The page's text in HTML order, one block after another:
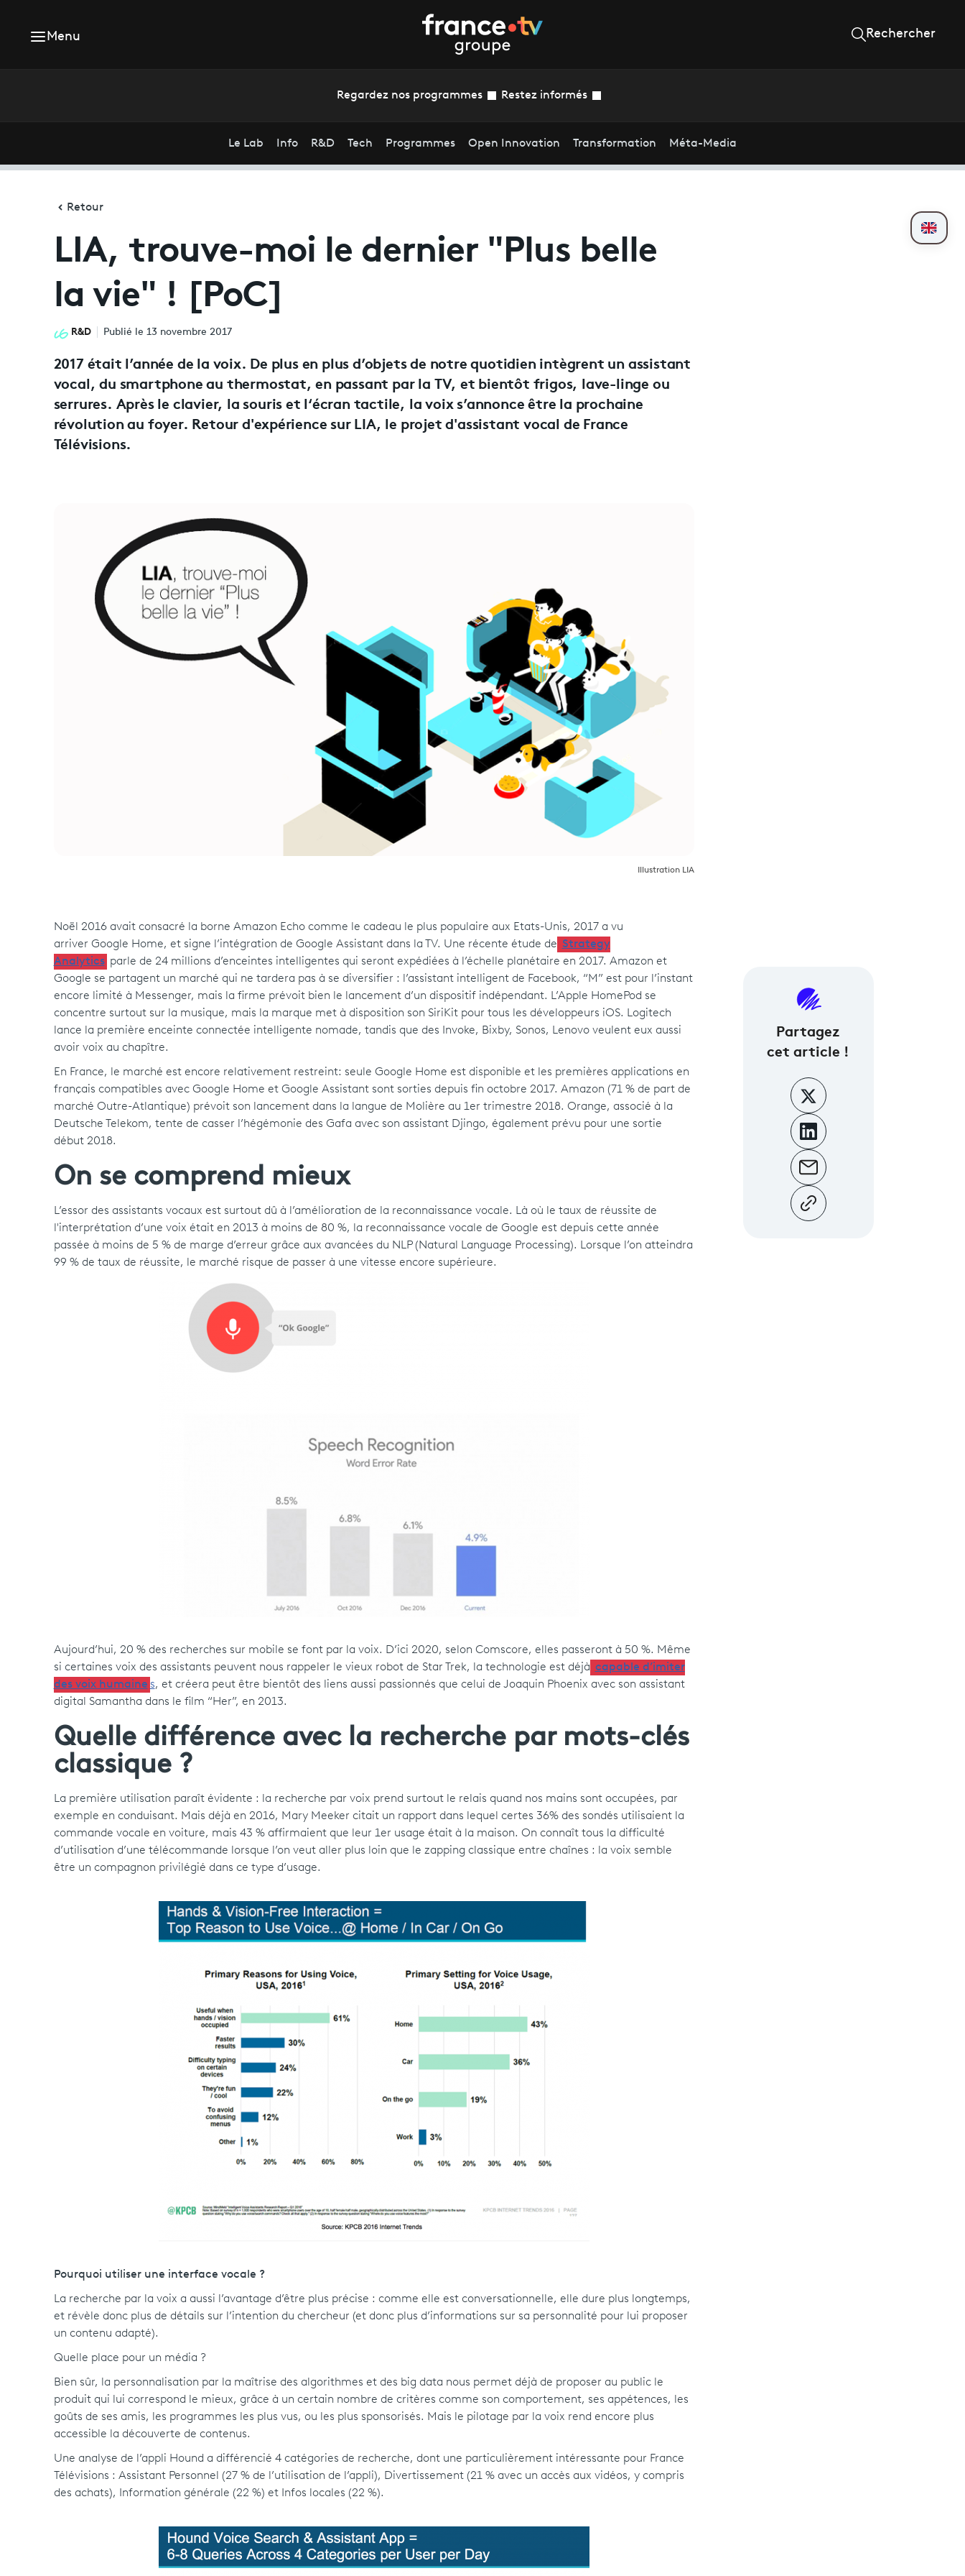
Menu Rechercher
Regardez nos programmes Restez informés
Le Lab Info R&D Tech Programmes Open Innovation Transformation Méta-Media
Retour
LIA, trouve-moi le dernier "Plus belle
la vie" ! [PoC]
R&D Publié le 13 novembre 2017
2017 était l’année de la voix. De plus en plus d’objets de notre quotidien intègrent un assistant
vocal, du smartphone au thermostat, en passant par la TV, et bientôt frigos, lave-linge ou
serrures. Après le clavier, la souris et l‘écran tactile, la voix s’annonce être la prochaine
révolution au foyer. Retour d'expérience sur LIA, le projet d'assistant vocal de France
Télévisions.
Illustration LIA
Noël 2016 avait consacré la borne Amazon Echo comme le cadeau le plus populaire aux Etats-Unis, 2017 a vu
arriver Google Home, et signe l’intégration de Google Assistant dans la TV. Une récente étude de Strategy
Analytics parle de 24 millions d’enceintes intelligentes qui seront expédiées à l’échelle planétaire en 2017. Amazon et
Google se partagent un marché qui ne tardera pas à se diversifier : l’assistant intelligent de Facebook, “M” est pour l’instant
encore limité à Messenger, mais la firme prévoit bien le lancement d’un dispositif indépendant. L’Apple HomePod se
concentre surtout sur la musique, mais la marque met à disposition son SiriKit pour tous les développeurs iOS. Logitech
lance la première enceinte connectée intelligente nomade, tandis que des Invoke, Bixby, Sonos, Lenovo veulent eux aussi
avoir voix au chapître.
En France, le marché est encore relativement restreint: seule Google Home est disponible et les premières applications en
français compatibles avec Google Home et Google Assistant sont sorties depuis fin octobre 2017. Amazon (71 % de part de
marché Outre-Atlantique) prévoit son lancement dans la langue de Molière au 1er trimestre 2018. Orange, associé à la
Deutsche Telekom, tente de casser l’hégémonie des Gafa avec son assistant Djingo, également prévu pour une sortie
début 2018.
On se comprend mieux
L’essor des assistants vocaux est surtout dû à l’amélioration de la reconnaissance vocale. Là où le taux de réussite de
l'interprétation d’une voix était en 2013 à moins de 80 %, la reconnaissance vocale de Google est depuis cette année
passée à moins de 5 % de marge d’erreur grâce aux avancées du NLP (Natural Language Processing). Lorsque l’on atteindra
99 % de taux de réussite, le marché risque de passer à une vitesse encore supérieure.
Aujourd’hui, 20 % des recherches sur mobile se font par la voix. D’ici 2020, selon Comscore, elles passeront à 50 %. Même
si certaines voix des assistants peuvent nous rappeler le vieux robot de Star Trek, la technologie est déjà capable d’imiter
des voix humaine s, et créera peut être bientôt des liens aussi passionnés que celui de Joaquin Phoenix avec son assistant
digital Samantha dans le film “Her”, en 2013.
Quelle différence avec la recherche par mots-clés
classique ?
La première utilisation paraît évidente : la recherche par voix prend surtout le relais quand nos mains sont occupées, par
exemple en conduisant. Mais déjà en 2016, Mary Meeker citait un rapport dans lequel certes 36% des sondés utilisaient la
commande vocale en voiture, mais 43 % affirmaient que leur 1er usage était à la maison. On connaît tous la difficulté
d’utilisation d’une télécommande lorsque l’on veut aller plus loin que le zapping classique entre chaînes : la voix semble
être un compagnon privilégié dans ce type d’usage.
Pourquoi utiliser une interface vocale ?
La recherche par la voix a aussi l’avantage d’être plus précise : comme elle est conversationnelle, elle dure plus longtemps,
et révèle donc plus de détails sur l’intention du chercheur (et donc plus d’informations sur sa personnalité pour lui proposer
un contenu adapté).
Quelle place pour un média ?
Bien sûr, la personnalisation par la maîtrise des algorithmes et des big data nous permet déjà de proposer au public le
produit qui lui correspond le mieux, grâce à un certain nombre de critères comme son comportement, ses appétences, les
goûts de ses amis, les programmes les plus vus, ou les plus sponsorisés. Mais le pilotage par la voix rend encore plus
accessible la découverte de contenus.
Une analyse de l’appli Hound a différencié 4 catégories de recherche, dont une particulièrement intéressante pour France
Télévisions : Assistant Personnel (27 % de l’utilisation de l’appli), Divertissement (21 % avec un accès aux vidéos, y compris
des achats), Information générale (22 %) et Infos locales (22 %).
Partagez
cet article !